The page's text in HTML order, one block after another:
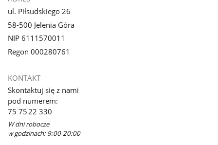
ul. Piłsudskiego 26
58-500 Jelenia Góra
NIP 6111570011
Regon 000280761
KONTAKT
Skontaktuj się z nami
pod numerem:
75 75 22 330
W dni robocze
w godzinach: 9:00-20:00